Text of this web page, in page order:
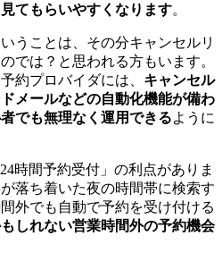
てもらいやすくなります。
うことは、その分キャンセルリ
では？と思われる方もいます。
約プロバイダには、 キャンセル
メールなどの自動化機能が備わ
でも無理なく運用できるように
時間予約受付」の利点がありま
落ち着いた夜の時間帯に検索す
外でも自動で予約を受け付ける
しれない営業時間外の予約機会